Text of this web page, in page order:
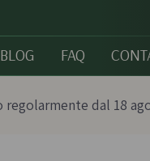
BLOG FAQ
regolarmente dal 18